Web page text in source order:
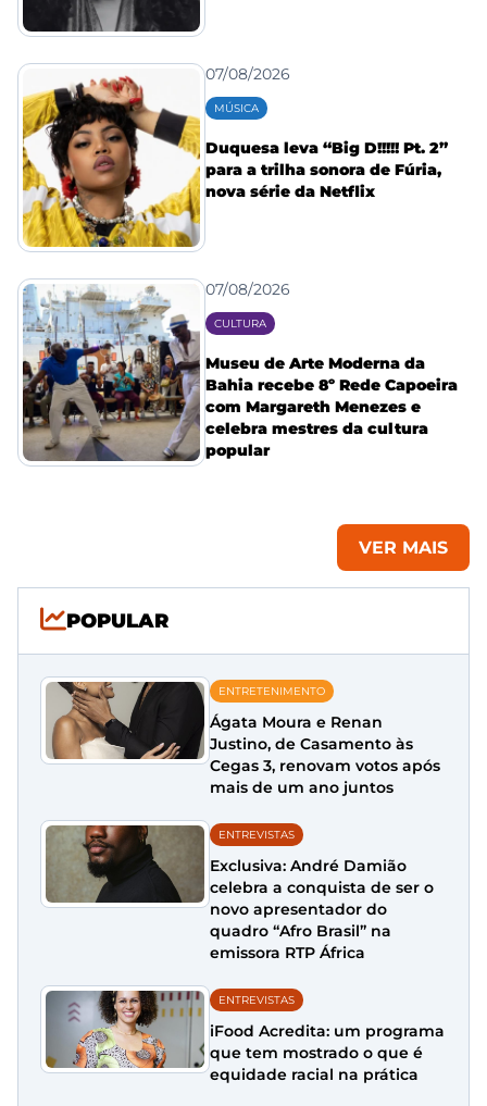
07/08/2026
MÚSICA
Duquesa leva “Big D!!!!! Pt. 2”
para a trilha sonora de Fúria,
nova série da Netflix
07/08/2026
CULTURA
Museu de Arte Moderna da
Bahia recebe 8º Rede Capoeira
com Margareth Menezes e
celebra mestres da cultura
popular
VER MAIS
POPULAR
ENTRETENIMENTO
Ágata Moura e Renan
Justino, de Casamento às
Cegas 3, renovam votos após
mais de um ano juntos
ENTREVISTAS
Exclusiva: André Damião
celebra a conquista de ser o
novo apresentador do
quadro “Afro Brasil” na
emissora RTP África
ENTREVISTAS
iFood Acredita: um programa
que tem mostrado o que é
equidade racial na prática